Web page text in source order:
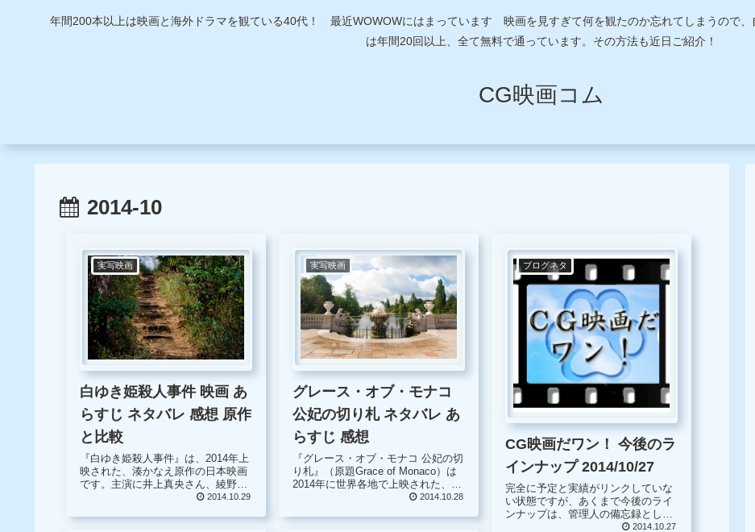
年間200本以上は映画と海外ドラマを観ている40代！ 最近WOWOWにはまっています 映画を見すぎて何を観たのか忘れてしまうので
は年間20回以上、全て無料で通っています。その方法も近日ご紹介！
CG映画コム
2014-10
実写映画
白ゆき姫殺人事件 映画 あ
らすじ ネタバレ 感想 原作
と比較
『白ゆき姫殺人事件』は、2014年上
映された、湊かなえ原作の日本映画
です。主演に井上真央さん、綾野剛
さんと話題になった作品でもありま
は映画の前に原作の本を読んでおり
2014.10.29
実写映画
グレース・オブ・モナコ
公妃の切り札 ネタバレ あ
らすじ 感想
『グレース・オブ・モナコ 公妃の切
り札』（原題Grace of Monaco）は
2014年に世界各地で上映された、フ
ランス・アメリカ・ベルギー・イタ
クション映画です。 女優業からモナ
2014.10.28
ブログネタ
CG映画だワン！ 今後のラ
インナップ 2014/10/27
完全に予定と実績がリンクしていな
い状態ですが、あくまで今後のライ
ンナップは、管理人の備忘録とし
2014.10.27